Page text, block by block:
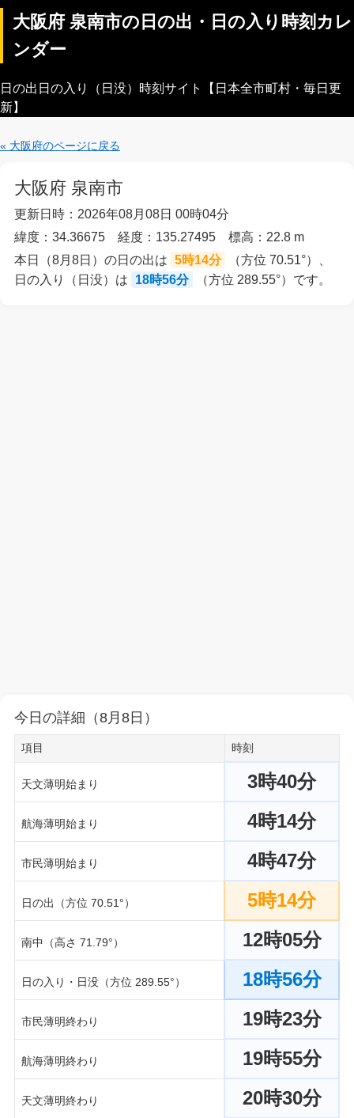
大阪府 泉南市の日の出・日の入り時刻カレ
ンダー
日の出日の入り（日没）時刻サイト【日本全市町村・毎日更
新】
« 大阪府のページに戻る
大阪府 泉南市
更新日時：2026年08月08日 00時04分
緯度：34.36675 経度：135.27495 標高：22.8 m
本日（8月8日）の日の出は 5時14分
（方位 70.51°）、
日の入り（日没）は
18時56分 （方位 289.55°）です。
今日の詳細（8月8日）
項目 時刻
天文薄明始まり 3時40分
航海薄明始まり 4時14分
市民薄明始まり 4時47分
日の出（方位 70.51°） 5時14分
南中（高さ 71.79°） 12時05分
日の入り・日没（方位 289.55°） 18時56分
市民薄明終わり 19時23分
航海薄明終わり 19時55分
天文薄明終わり 20時30分